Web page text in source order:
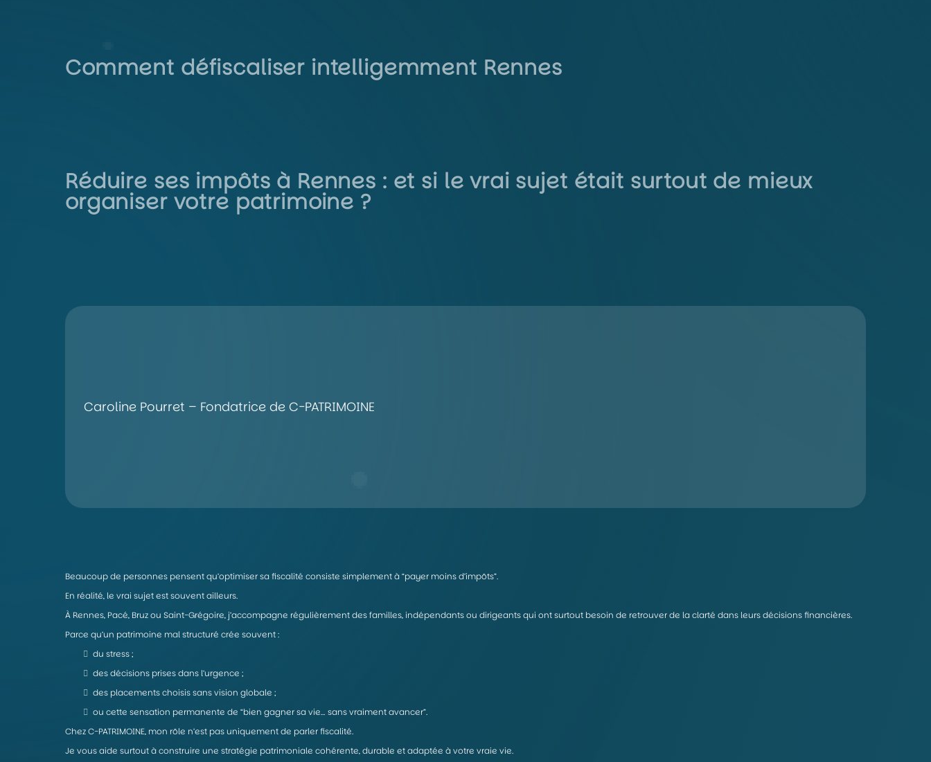
Comment défiscaliser intelligemment Rennes
Réduire ses impôts à Rennes : et si le vrai sujet était surtout de mieux
organiser votre patrimoine ?
Caroline Pourret – Fondatrice de C-PATRIMOINE
Beaucoup de personnes pensent qu’optimiser sa fiscalité consiste simplement à “payer moins d’impôts”.
En réalité, le vrai sujet est souvent ailleurs.
À Rennes, Pacé, Bruz ou Saint-Grégoire, j’accompagne régulièrement des familles, indépendants ou dirigeants qui ont surtout besoin de retrouver de la clarté dans leurs décisions financières.
Parce qu’un patrimoine mal structuré crée souvent :
du stress ;
des décisions prises dans l’urgence ;
des placements choisis sans vision globale ;
ou cette sensation permanente de “bien gagner sa vie… sans vraiment avancer”.
Chez C-PATRIMOINE, mon rôle n’est pas uniquement de parler fiscalité.
Je vous aide surtout à construire une stratégie patrimoniale cohérente, durable et adaptée à votre vraie vie.